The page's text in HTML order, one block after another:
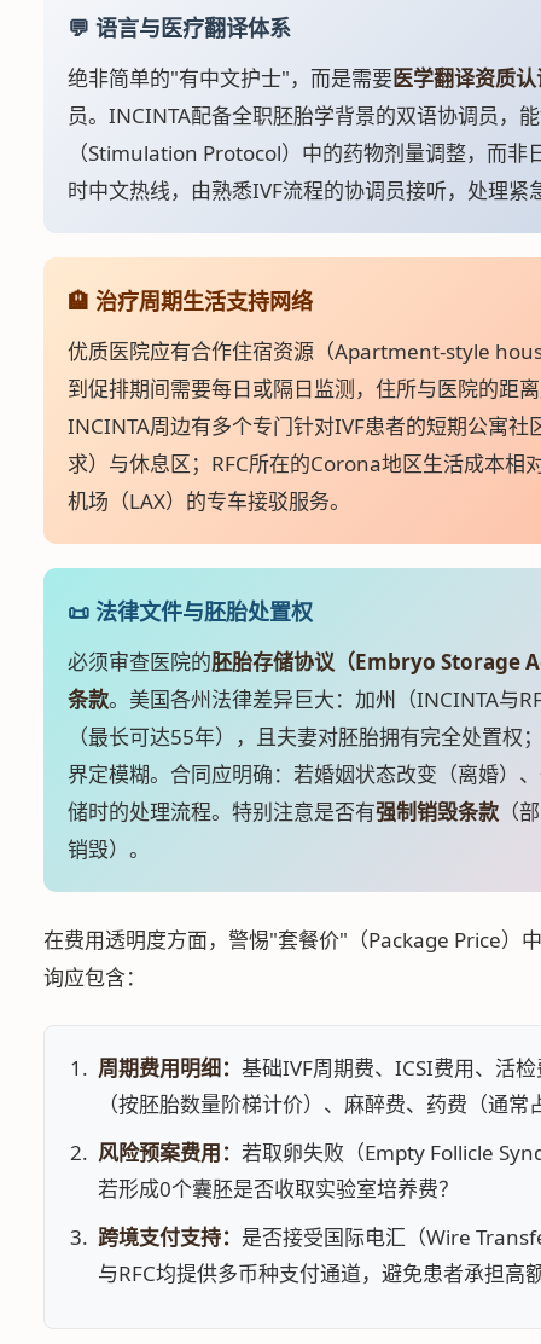
💬 语言与医疗翻译体系
绝非简单的"有中文护士"，而是需要医学翻译资质
员。INCINTA配备全职胚胎学背景的双语协调员，
（Stimulation Protocol）中的药物剂量调整，而非
时中文热线，由熟悉IVF流程的协调员接听，处理紧
🏨 治疗周期生活支持网络
优质医院应有合作住宿资源（Apartment-style
到促排期间需要每日或隔日监测，住所与医院的距
INCINTA周边有多个专门针对IVF患者的短期公寓
求）与休息区；RFC所在的Corona地区生活成本相
机场（LAX）的专车接驳服务。
📜 法律文件与胚胎处置权
必须审查医院的胚胎存储协议（Embryo Storage
条款。美国各州法律差异巨大：加州（INCINTA与
（最长可达55年），且夫妻对胚胎拥有完全处置权
界定模糊。合同应明确：若婚姻状态改变（离婚）
储时的处理流程。特别注意是否有强制销毁条款 （
销毁）。
在费用透明度方面，警惕"套餐价"（Package Price）
询应包含：
周期费用明细： 基础IVF周期费、ICSI费用、活
（按胚胎数量阶梯计价）、麻醉费、药费（通常
风险预案费用： 若取卵失败（Empty Follicle
若形成0个囊胚是否收取实验室培养费？
跨境支付支持： 是否接受国际电汇（Wire
与RFC均提供多币种支付通道，避免患者承担高